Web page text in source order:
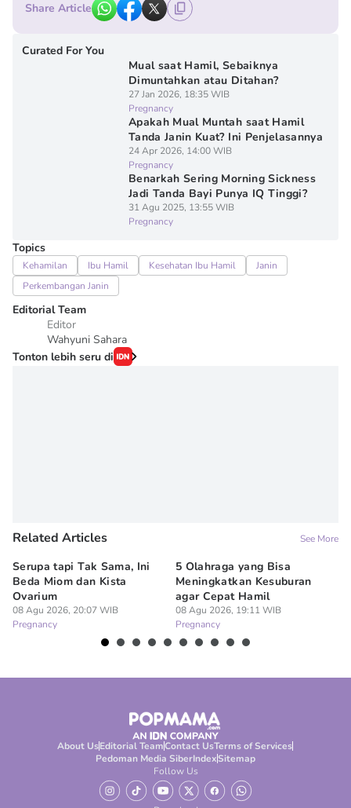
Share Article
Curated For You
Mual saat Hamil, Sebaiknya
Dimuntahkan atau Ditahan?
27 Jan 2026, 18:35 WIB
Pregnancy
Apakah Mual Muntah saat Hamil
Tanda Janin Kuat? Ini Penjelasannya
24 Apr 2026, 14:00 WIB
Pregnancy
Benarkah Sering Morning Sickness
Jadi Tanda Bayi Punya IQ Tinggi?
31 Agu 2025, 13:55 WIB
Pregnancy
Topics
Kehamilan Ibu Hamil Kesehatan Ibu Hamil
Janin
Perkembangan Janin
Editorial Team
Editor
Wahyuni Sahara
Tonton lebih seru di
Related Articles See More
Serupa tapi Tak Sama, Ini
Beda Miom dan Kista
Ovarium
08 Agu 2026, 20:07 WIB
Pregnancy
5 Olahraga yang Bisa
Meningkatkan Kesuburan
agar Cepat Hamil
08 Agu 2026, 19:11 WIB
Pregnancy
About UsEditorial TeamContact UsTerms of Services
Pedoman Media SiberIndexSitemap
Follow Us